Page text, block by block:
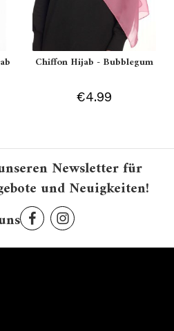
Chiffon Hijab - Bubblegum
€4.99
Newsletter für
und Neuigkeiten!